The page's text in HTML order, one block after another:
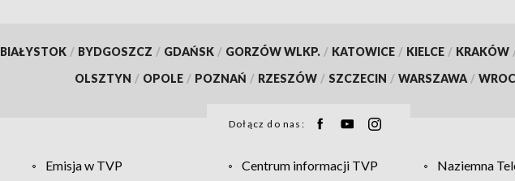
BIAŁYSTOK / BYDGOSZCZ / GDAŃSK / GORZÓW WLKP. / KATOWICE / KIELCE / KRAKÓW
OLSZTYN / OPOLE / POZNAŃ / RZESZÓW / SZCZECIN / WARSZAWA /
Dołącz do nas:
Emisja w TVP Centrum informacji TVP Naziemna